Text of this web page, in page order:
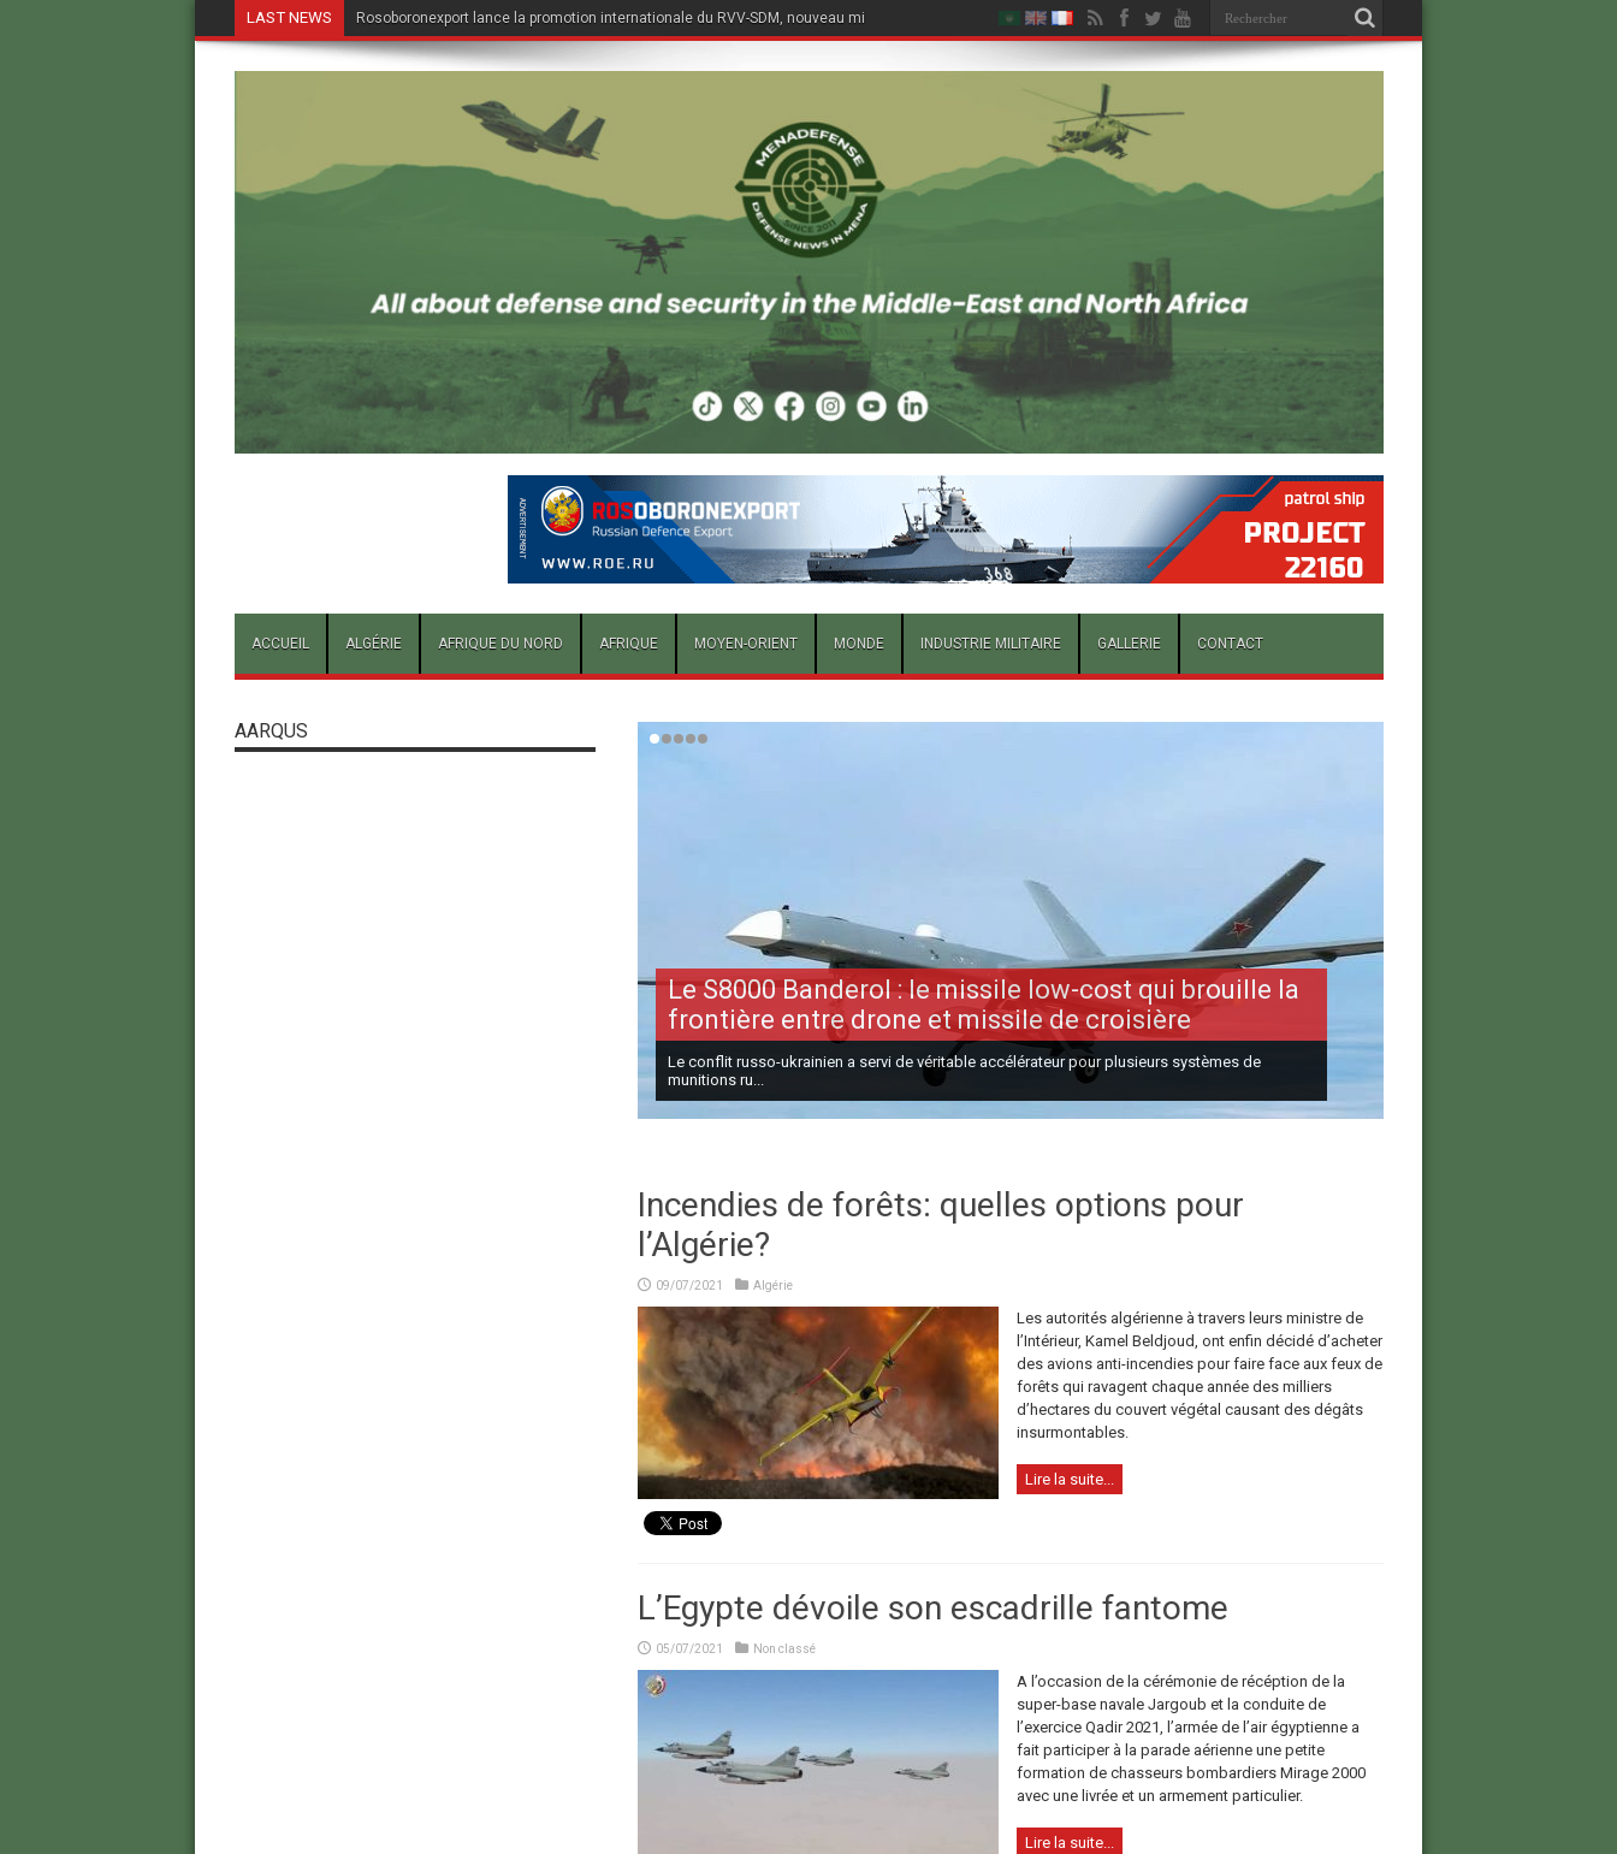
LAST NEWS Rosoboronexport lance la promotion internationale du RVV-SDM, nouveau missile air-air du Su-57E
ACCUEIL ALGÉRIE AFRIQUE DU NORD AFRIQUE MOYEN-ORIENT MONDE INDUSTRIE MILITAIRE GALLERIE CONTACT
Le S8000 Banderol : le missile low-cost qui brouille la
frontière entre drone et missile de croisière
Le conflit russo-ukrainien a servi de véritable accélérateur pour plusieurs systèmes de
munitions ru...
Incendies de forêts: quelles options pour
l’Algérie?
09/07/2021 Algérie
Les autorités algérienne à travers leurs ministre de
l’Intérieur, Kamel Beldjoud, ont enfin décidé d’acheter
des avions anti-incendies pour faire face aux feux de
forêts qui ravagent chaque année des milliers
d’hectares du couvert végétal causant des dégâts
insurmontables.
Lire la suite...
L’Egypte dévoile son escadrille fantome
05/07/2021 Non classé
A l’occasion de la cérémonie de récéption de la
super-base navale Jargoub et la conduite de
l’exercice Qadir 2021, l’armée de l’air égyptienne a
fait participer à la parade aérienne une petite
formation de chasseurs bombardiers Mirage 2000
avec une livrée et un armement particulier.
Lire la suite...
AARQUS